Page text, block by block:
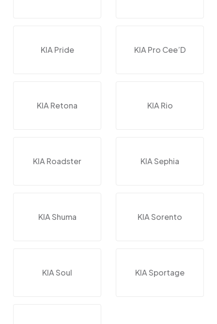
KIA Pride KIA Pro Cee’D
KIA Retona KIA Rio
KIA Roadster KIA Sephia
KIA Shuma KIA Sorento
KIA Soul KIA Sportage